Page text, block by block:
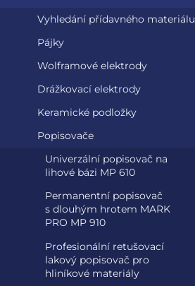
Vyhledání přídavného materiálu
Pájky
Wolframové elektrody
Drážkovací elektrody
Keramické podložky
Popisovače
Univerzální popisovač na
lihové bázi MP 610
Permanentní popisovač
s dlouhým hrotem MARK
PRO MP 910
Profesionální retušovací
lakový popisovač pro
hliníkové materiály